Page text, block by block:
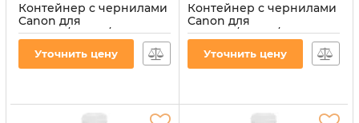
Контейнер с чернилами
Canon для
GM2040/G5040/G6040, GI-
40M 40 70мл Magenta
(3401C001)
Уточнить цену
Контейнер с чернилами
Canon для
GM2040/G5040/G6040, GI-
(3400C001)
Уточнить цену